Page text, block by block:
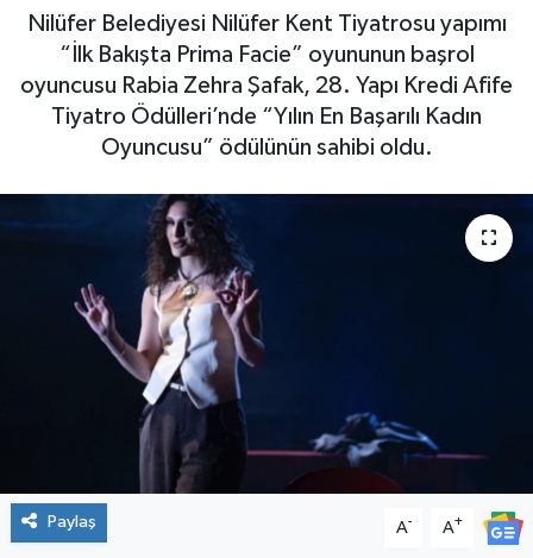
Nilüfer Belediyesi Nilüfer Kent Tiyatrosu yapımı
“İlk Bakışta Prima Facie” oyununun başrol
oyuncusu Rabia Zehra Şafak, 28. Yapı Kredi Afife
Tiyatro Ödülleri’nde “Yılın En Başarılı Kadın
Oyuncusu” ödülünün sahibi oldu.
Paylaş A- A+
KÖŞE YAZILARI
SİYASET
YAŞAM
Tüm Manşetler
Son Dakika Haberleri
Haber Arşivi